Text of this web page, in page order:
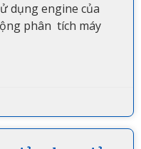
dụng engine của
phân tích máy